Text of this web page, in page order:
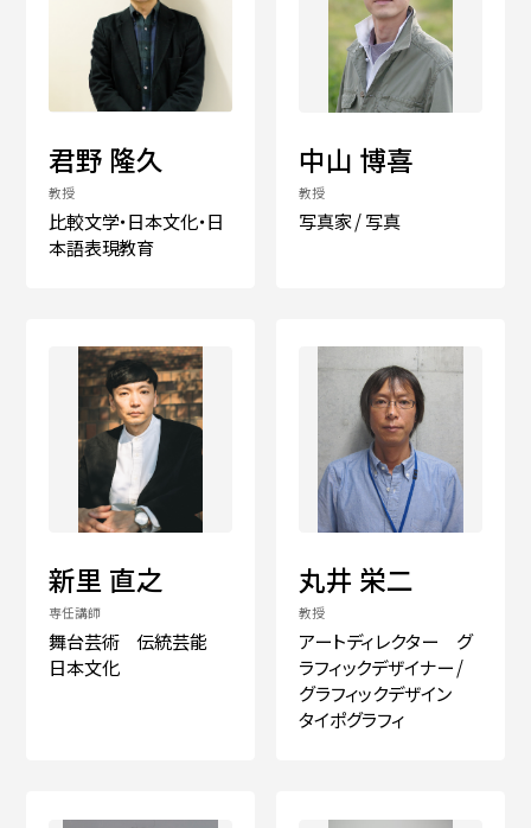
通信教育部
藝術学舎 （公開講座）
君野 隆久
教授
比較文学・日本文化・日
本語表現教育
中山 博喜
教授
写真家 / 写真
新里 直之
専任講師
舞台芸術 伝統芸能
日本文化
丸井 栄二
教授
アートディレクター グ
ラフィックデザイナー /
グラフィックデザイン
タイポグラフィ